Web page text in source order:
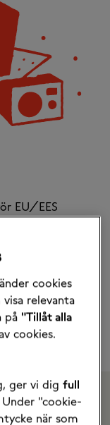
EU/EES
din
land som du
cookies
relevanta
på "Tillåt alla
cookies.
ger vi digfull
"cookie-
när som